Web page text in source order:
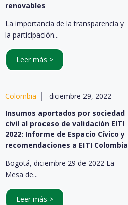
renovables
La importancia de la transparencia y
la participación...
Leer más >
Colombia |
diciembre 29, 2022
Insumos aportados por sociedad
civil al proceso de validación EITI
2022: Informe de Espacio Cívico y
recomendaciones a EITI Colombia
Bogotá, diciembre 29 de 2022 La
Mesa de...
Leer más >